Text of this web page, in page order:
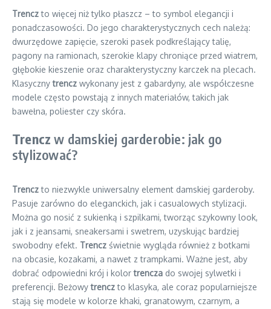
Trenczto więcej niż tylko płaszcz – to symbol elegancji i
ponadczasowości. Do jego charakterystycznych cech należą:
dwurzędowe zapięcie, szeroki pasek podkreślający talię,
pagony na ramionach, szerokie klapy chroniące przed wiatrem,
głębokie kieszenie oraz charakterystyczny karczek na plecach.
Klasycznytrencz wykonany jest z gabardyny, ale współczesne
modele często powstają z innych materiałów, takich jak
bawełna, poliester czy skóra.
Trencz w damskiej garderobie: jak go
stylizować?
Trenczto niezwykle uniwersalny element damskiej garderoby.
Pasuje zarówno do eleganckich, jak i casualowych stylizacji.
Można go nosić z sukienką i szpilkami, tworząc szykowny look,
jak i z jeansami, sneakersami i swetrem, uzyskując bardziej
swobodny efekt. Trencz świetnie wygląda również z botkami
na obcasie, kozakami, a nawet z trampkami. Ważne jest, aby
dobrać odpowiedni krój i kolortrencza do swojej sylwetki i
preferencji. Beżowytrenczto klasyka, ale coraz popularniejsze
stają się modele w kolorze khaki, granatowym, czarnym, a